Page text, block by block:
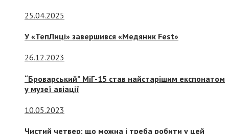
25.04.2025
У «ТепЛиці» завершився «Медяник Fest»
26.12.2023
“Броварський” МіГ-15 став найстарішим експонатом
у музеї авіації
10.05.2023
Чистий четвер: що можна і треба робити у цей